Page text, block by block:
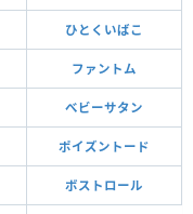
ひとくいばこ
ファントム
べビーサタン
ポイズントード
ボストロール